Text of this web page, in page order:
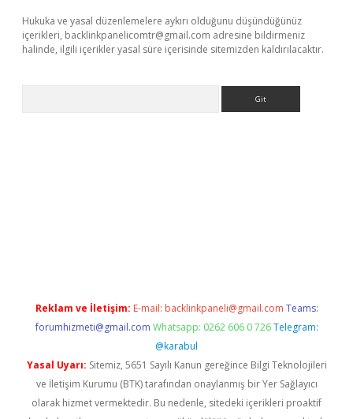
Hukuka ve yasal düzenlemelere aykırı olduğunu düşündüğünüz
içerikleri, backlinkpanelicomtr@gmail.com adresine bildirmeniz
halinde, ilgili içerikler yasal süre içerisinde sitemizden kaldırılacaktır.
Reklam ve İletişim: E-mail: backlinkpaneli@gmail.com Teams:
forumhizmeti@gmail.com Whatsapp: 0262 606 0 726 Telegram:
@karabul
Yasal Uyarı: Sitemiz, 5651 Sayılı Kanun gereğince Bilgi Teknolojileri
ve İletişim Kurumu (BTK) tarafından onaylanmış bir Yer Sağlayıcı
olarak hizmet vermektedir. Bu nedenle, sitedeki içerikleri proaktif